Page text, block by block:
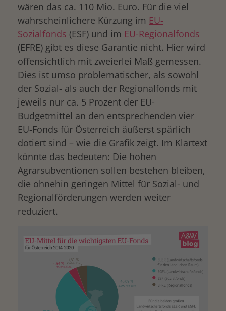
wären das ca. 110 Mio. Euro. Für die viel
wahrscheinlichere Kürzung im EU-
Sozialfonds (ESF) und im EU-Regionalfonds
(EFRE) gibt es diese Garantie nicht. Hier wird
offensichtlich mit zweierlei Maß gemessen.
Dies ist umso problematischer, als sowohl
der Sozial- als auch der Regionalfonds mit
jeweils nur ca. 5 Prozent der EU-
Budgetmittel an den entsprechenden vier
EU-Fonds für Österreich äußerst spärlich
dotiert sind – wie die Grafik zeigt. Im Klartext
könnte das bedeuten: Die hohen
Agrarsubventionen sollen bestehen bleiben,
die ohnehin geringen Mittel für Sozial- und
Regionalförderungen werden weiter
reduziert.